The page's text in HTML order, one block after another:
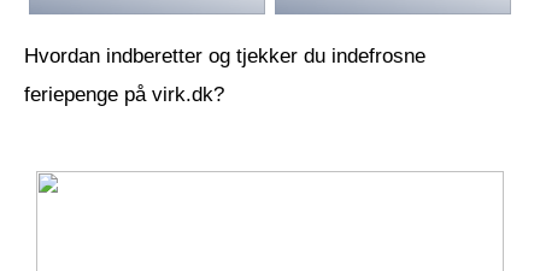
Hvordan indberetter og tjekker du indefrosne
feriepenge på virk.dk?